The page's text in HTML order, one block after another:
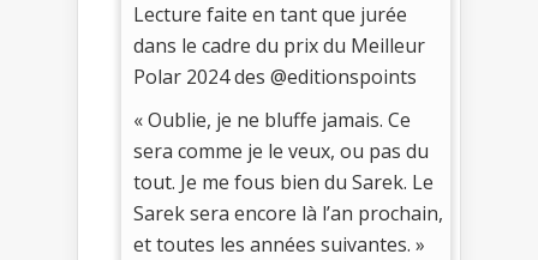
Lecture faite en tant que jurée
dans le cadre du prix du Meilleur
Polar 2024 des @editionspoints
« Oublie, je ne bluffe jamais. Ce
sera comme je le veux, ou pas du
tout. Je me fous bien du Sarek. Le
Sarek sera encore là l’an prochain,
et toutes les années suivantes. »